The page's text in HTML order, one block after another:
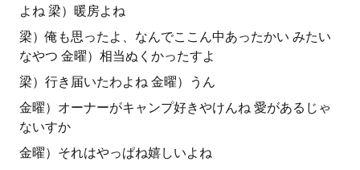
よね 梁）暖房よね
梁）俺も思ったよ、なんでここん中あったかい みたい
なやつ 金曜）相当ぬくかったすよ
梁）行き届いたわよね 金曜）うん
金曜）オーナーがキャンプ好きやけんね 愛があるじゃ
ないすか
金曜）それはやっぱね嬉しいよね